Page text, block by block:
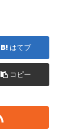
はてブ
コピー